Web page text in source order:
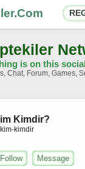
Contact
is on this
Chat, Forum, Games,
Kimdir?
kimdir
Follow Message